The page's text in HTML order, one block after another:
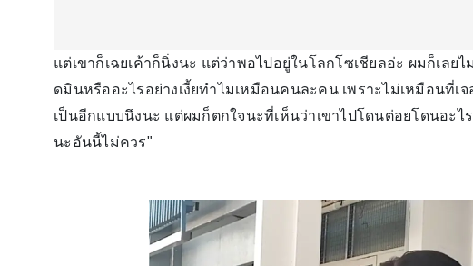
แต่เขาก็เฉยเค้าก็นิ่งนะ แต่ว่าพอไปอยู่ในโลกโซเชียลอ่ะ ผมก็เลย
ดมินหรืออะไรอย่างเงี้ยทำไมเหมือนคนละคน เพราะไม่เหมือนที่เ
เป็นอีกแบบนึงนะ แต่ผมก็ตกใจนะที่เห็นว่าเขาไปโดนต่อยโดนอะ
นะอันนี้ไม่ควร"